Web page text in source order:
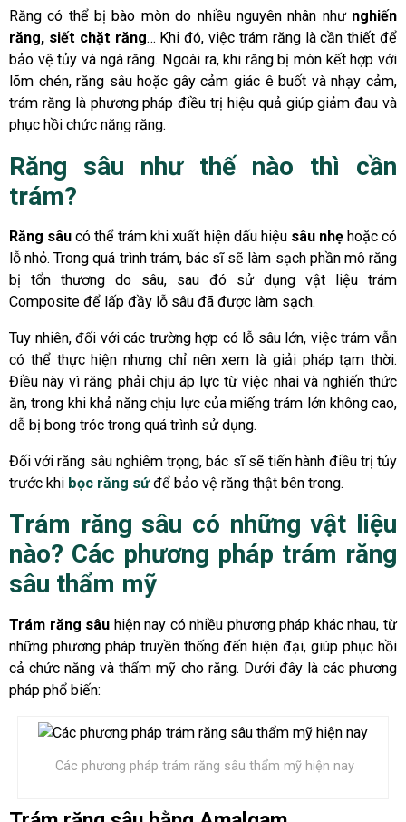
Răng có thể bị bào mòn do nhiều nguyên nhân như nghiến
răng, siết chặt răng… Khi đó, việc trám răng là cần thiết để
bảo vệ tủy và ngà răng. Ngoài ra, khi răng bị mòn kết hợp với
lõm chén, răng sâu hoặc gây cảm giác ê buốt và nhạy cảm,
trám răng là phương pháp điều trị hiệu quả giúp giảm đau và
phục hồi chức năng răng.
Răng sâu như thế nào thì cần
trám?
Răng sâu có thể trám khi xuất hiện dấu hiệu sâu nhẹhoặc có
lỗ nhỏ. Trong quá trình trám, bác sĩ sẽ làm sạch phần mô răng
bị tổn thương do sâu, sau đó sử dụng vật liệu trám
Composite để lấp đầy lỗ sâu đã được làm sạch.
Tuy nhiên, đối với các trường hợp có lỗ sâu lớn, việc trám vẫn
có thể thực hiện nhưng chỉ nên xem là giải pháp tạm thời.
Điều này vì răng phải chịu áp lực từ việc nhai và nghiến thức
ăn, trong khi khả năng chịu lực của miếng trám lớn không cao,
dễ bị bong tróc trong quá trình sử dụng.
Đối với răng sâu nghiêm trọng, bác sĩ sẽ tiến hành điều trị tủy
trước khi bọc răng sứđể bảo vệ răng thật bên trong.
Trám răng sâu có những vật liệu
nào? Các phương pháp trám răng
sâu thẩm mỹ
Trám răng sâu hiện nay có nhiều phương pháp khác nhau, từ
những phương pháp truyền thống đến hiện đại, giúp phục hồi
cả chức năng và thẩm mỹ cho răng. Dưới đây là các phương
pháp phổ biến:
Các phương pháp trám răng sâu thẩm mỹ hiện nay